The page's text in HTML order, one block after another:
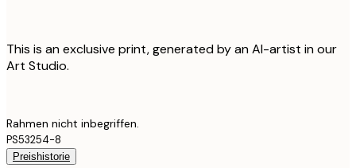
This is an exclusive print, generated by an AI-artist in our
Art Studio.
Rahmen nicht inbegriffen.
PS53254-8
Preishistorie